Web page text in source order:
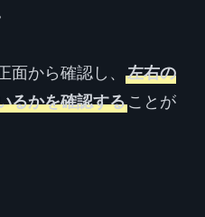
面から確認し、 左右の
るかを確認することが